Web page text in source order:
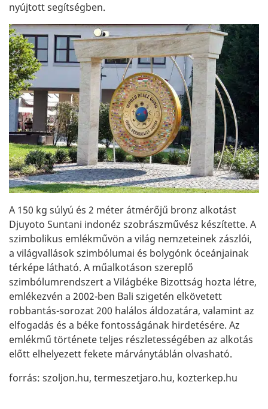
nyújtott segítségben.
A 150 kg súlyú és 2 méter átmérőjű bronz alkotást
Djuyoto Suntani indonéz szobrászművész készítette. A
szimbolikus emlékművön a világ nemzeteinek zászlói,
a világvallások szimbólumai és bolygónk óceánjainak
térképe látható. A műalkotáson szereplő
szimbólumrendszert a Világbéke Bizottság hozta létre,
emlékezvén a 2002-ben Bali szigetén elkövetett
robbantás-sorozat 200 halálos áldozatára, valamint az
elfogadás és a béke fontosságának hirdetésére. Az
emlékmű története teljes részletességében az alkotás
előtt elhelyezett fekete márványtáblán olvasható.
forrás: szoljon.hu, termeszetjaro.hu, kozterkep.hu